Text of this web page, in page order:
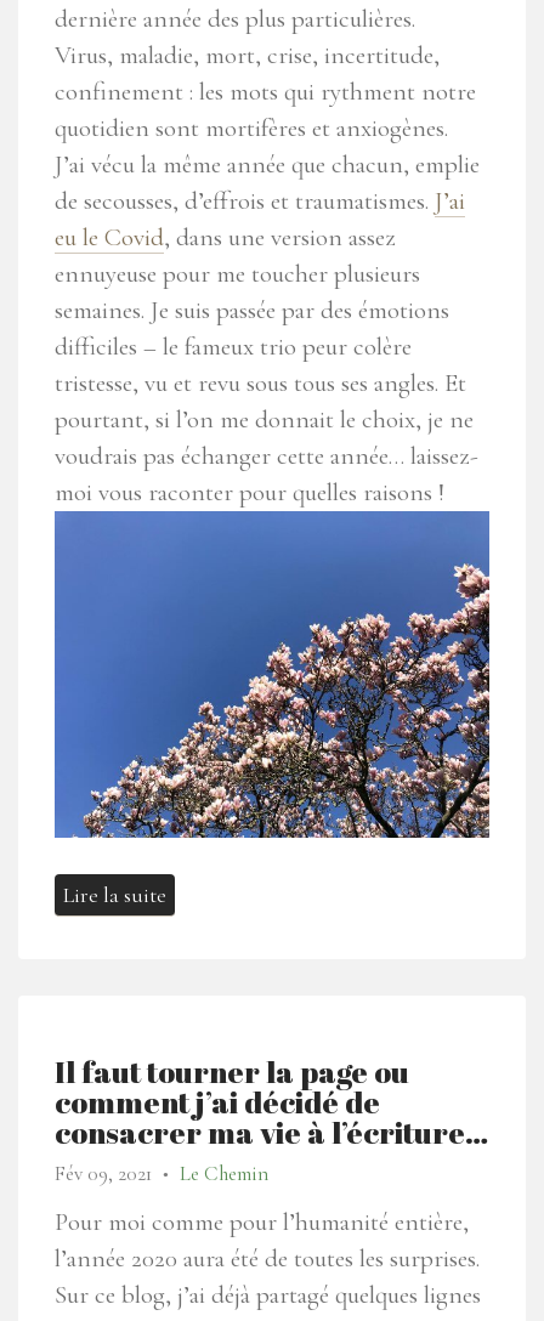
dernière année des plus particulières.
Virus, maladie, mort, crise, incertitude,
confinement : les mots qui rythment notre
quotidien sont mortifères et anxiogènes.
J’ai vécu la même année que chacun, emplie
de secousses, d’effrois et traumatismes. J’ai
eu le Covid, dans une version assez
ennuyeuse pour me toucher plusieurs
semaines. Je suis passée par des émotions
difficiles – le fameux trio peur colère
tristesse, vu et revu sous tous ses angles. Et
pourtant, si l’on me donnait le choix, je ne
voudrais pas échanger cette année… laissez-
moi vous raconter pour quelles raisons !
Lire la suite
Il faut tourner la page ou
comment j’ai décidé de
consacrer ma vie à l’écriture…
Fév 09, 2021 ● Le Chemin
Pour moi comme pour l’humanité entière,
l’année 2020 aura été de toutes les surprises.
Sur ce blog, j’ai déjà partagé quelques lignes